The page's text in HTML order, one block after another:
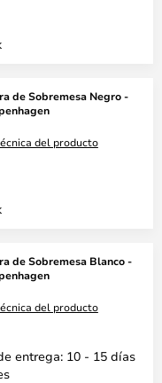
de Sobremesa Negro -
del producto
de Sobremesa Blanco -
del producto
entrega: 10 - 15 días